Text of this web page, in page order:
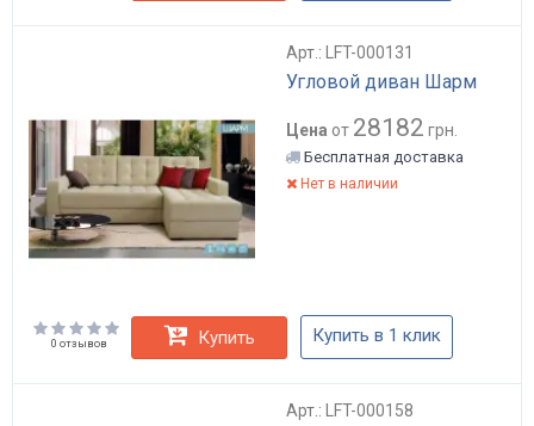
Арт.: LFT-000131
Угловой диван Шарм
Цена от 28182 грн.
Бесплатная доставка
Нет в наличии
0 отзывов Купить Купить в 1 клик
Арт.: LFT-000158